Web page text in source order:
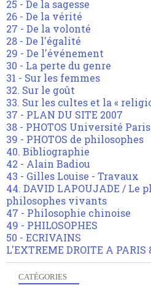
25 - De la sagesse
26 - De la vérité
27 - De la volonté
28 - De l'égalité
29 - De l'événement
30 - La perte du genre
31 - Sur les femmes
32. Sur le goût
33. Sur les cultes et la «
37 - PLAN DU SITE 2007
38 - PHOTOS Université
39 - PHOTOS de philosophes
40. Bibliographie
42 - Alain Badiou
43 - Gilles Louise - Travaux
44. DAVID LAPOUJADE / Le
philosophes vivants
47 - Philosophie chinoise
49 - PHILOSOPHES
50 - ECRIVAINS
L'EXTREME DROITE A
CATÉGORIES